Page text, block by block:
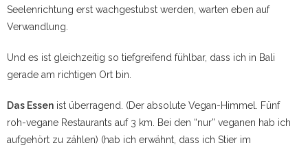
Seelenrichtung erst wachgestubst werden, warten eben auf
Verwandlung.
Und es ist gleichzeitig so tiefgreifend fühlbar, dass ich in Bali
gerade am richtigen Ort bin.
Das Essen ist überragend. (Der absolute Vegan-Himmel. Fünf
roh-vegane Restaurants auf 3 km. Bei den “nur” veganen hab ich
aufgehört zu zählen) (hab ich erwähnt, dass ich Stier im